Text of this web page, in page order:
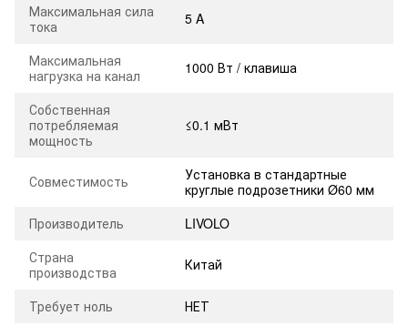
Максимальная сила
тока
5 A
Максимальная
нагрузка на канал
1000 Вт / клавиша
Собственная
потребляемая
мощность
≤0.1 мВт
Совместимость
Установка в стандартные
круглые подрозетники Ø60 мм
Производитель
LIVOLO
Страна
производства
Китай
Требует ноль НЕТ